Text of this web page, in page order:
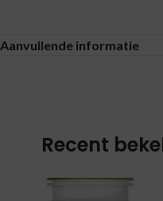
Aanvullende informatie
Recent